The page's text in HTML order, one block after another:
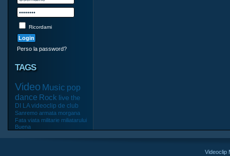
Ricordami
Perso la password?
TAGS
Video Music pop
dance Rock live the
DI LA videoclip de club
Sanremo armata morgana
Fata viata militarie miliatarului
Buena
Videoclip